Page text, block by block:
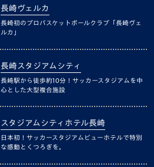
長崎ヴェルカ
長崎初のプロバスケットボールクラブ「長崎ヴェ
ルカ」
長崎スタジアムシティ
長崎駅から徒歩約10分！サッカースタジアムを中
心とした大型複合施設
スタジアムシティホテル長崎
日本初！サッカースタジアムビューホテルで特別
な感動とくつろぎを。